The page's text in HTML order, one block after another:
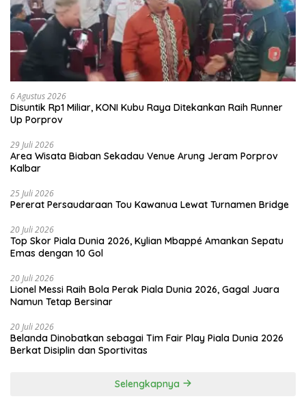
6 Agustus 2026
Disuntik Rp1 Miliar, KONI Kubu Raya Ditekankan Raih Runner
Up Porprov
29 Juli 2026
Area Wisata Biaban Sekadau Venue Arung Jeram Porprov
Kalbar
25 Juli 2026
Pererat Persaudaraan Tou Kawanua Lewat Turnamen Bridge
20 Juli 2026
Top Skor Piala Dunia 2026, Kylian Mbappé Amankan Sepatu
Emas dengan 10 Gol
20 Juli 2026
Lionel Messi Raih Bola Perak Piala Dunia 2026, Gagal Juara
Namun Tetap Bersinar
20 Juli 2026
Belanda Dinobatkan sebagai Tim Fair Play Piala Dunia 2026
Berkat Disiplin dan Sportivitas
Selengkapnya